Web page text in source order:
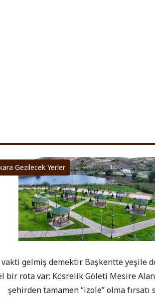
Gezilecek Yerler
vakti gelmiş demektir. Başkentte
bir rota var: Kösrelik Göleti Mesire
şehirden tamamen “izole” olma